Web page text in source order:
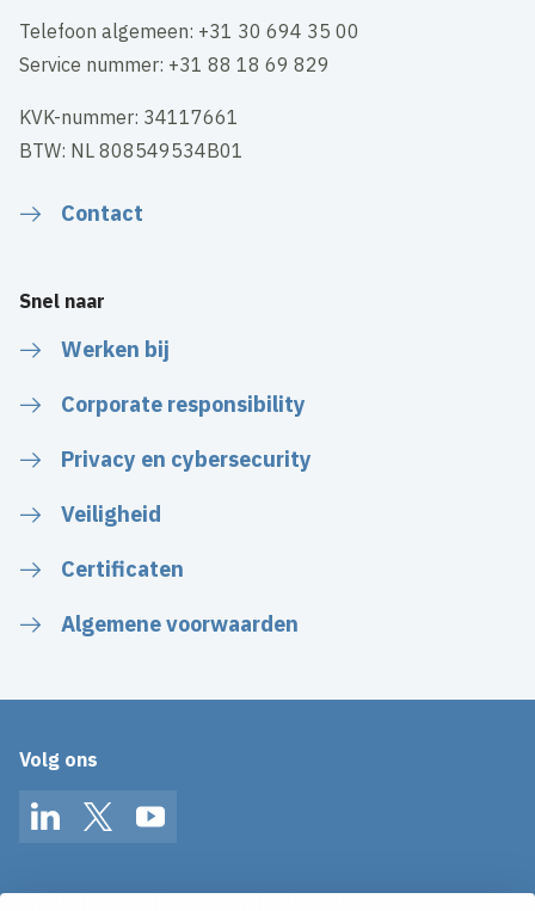
Telefoon algemeen: +31 30 694 35 00
Service nummer: +31 88 18 69 829
KVK-nummer: 34117661
BTW: NL 808549534B01
Contact
Snel naar
Werken bij
Corporate responsibility
Privacy en cybersecurity
Veiligheid
Certificaten
Algemene voorwaarden
Volg ons
LinkedInTwitterYouTube